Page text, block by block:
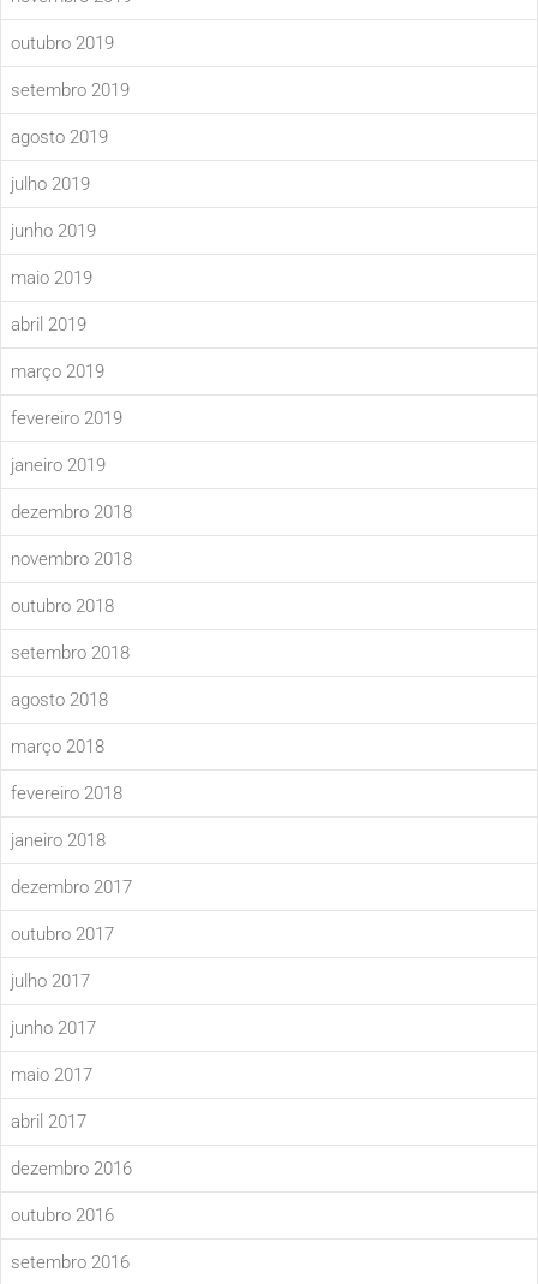
outubro 2019
setembro 2019
agosto 2019
julho 2019
junho 2019
maio 2019
abril 2019
março 2019
fevereiro 2019
janeiro 2019
dezembro 2018
novembro 2018
outubro 2018
setembro 2018
agosto 2018
março 2018
fevereiro 2018
janeiro 2018
dezembro 2017
outubro 2017
julho 2017
junho 2017
maio 2017
abril 2017
dezembro 2016
outubro 2016
setembro 2016